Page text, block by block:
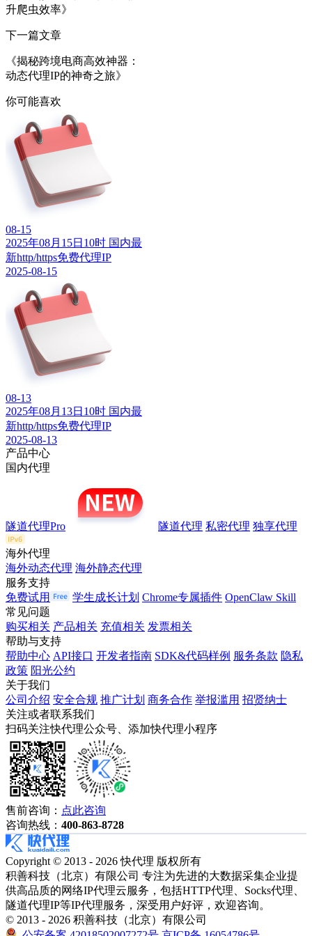
升爬虫效率》
下一篇文章
《揭秘跨境电商高效神器：
动态代理IP的神奇之旅》
你可能喜欢
08-15
2025年08月15日10时 国内最
新http/https免费代理IP
2025-08-15
08-13
2025年08月13日10时 国内最
新http/https免费代理IP
2025-08-13
产品中心
国内代理
隧道代理Pro 隧道代理 私密代理 独享代理
海外代理
海外动态代理 海外静态代理
服务支持
免费试用
学生成长计划 Chrome专属插件 OpenClaw Skill
常见问题
购买相关 产品相关 充值相关 发票相关
帮助与支持
帮助中心 API接口 开发者指南 SDK&代码样例 服务条款 隐私
政策 阳光公约
关于我们
公司介绍 安全合规 推广计划 商务合作 举报滥用 招贤纳士
关注或者联系我们
扫码关注快代理公众号、添加快代理小程序
售前咨询： 点此咨询
咨询热线： 400-863-8728
Copyright © 2013 - 2026 快代理 版权所有
积善科技（北京）有限公司 专注为先进的大数据采集企业提
供高品质的网络IP代理云服务，包括HTTP代理、Socks代理、
隧道代理IP等IP代理服务，深受用户好评，欢迎咨询。
© 2013 - 2026 积善科技（北京）有限公司